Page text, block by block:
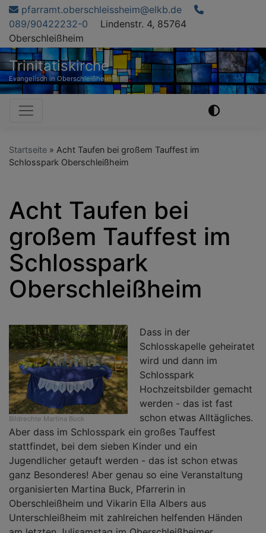
Direkt
zum
Inhalt
pfarramt.oberschleissheim@elkb.de
089/90422232-0
Lindenstr. 4, 85764
Oberschleißheim
Trinitatiskirche
Evangelisch in Oberschleißheim
Hauptnavigation
Startseite
Acht Taufen bei großem Tauffest im
Schlosspark Oberschleißheim
Acht Taufen bei
großem Tauffest im
Schlosspark
Oberschleißheim
Bildrechte Martina Buck
Dass in der
Schlosskapelle geheiratet
wird und dann im
Schlosspark
Hochzeitsbilder gemacht
werden - das ist fast
schon etwas Alltägliches.
Aber dass im Schlosspark ein großes Tauffest
stattfindet, bei dem sieben Kinder und ein
Jugendlicher getauft werden - das ist schon etwas
ganz Besonderes! Aber genau so eine Veranstaltung
organisierten Martina Buck, Pfarrerin in
Oberschleißheim und Vikarin Ella Albers aus
Unterschleißheim mit zahlreichen helfenden Händen